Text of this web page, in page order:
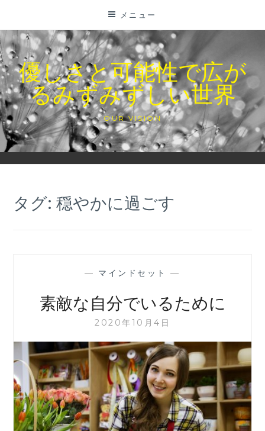
テ
ン
ツ
に
ス
キ
ッ
プ
メニュー
優しさと可能性で広が
るみずみずしい世界
OUR VISION
タグ:穏やかに過ごす
— マインドセット —
素敵な自分でいるために
2020年10月4日